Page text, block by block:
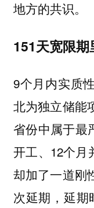
地方的共识。
151天宽限
9个月内实质
北为独立储能
省份中属于最
开工、12个月
却加了一道刚
次延期，延期